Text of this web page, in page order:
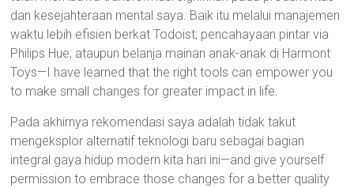
dan kesejahteraan mental saya. Baik itu melalui manajemen
waktu lebih efisien berkat Todoist; pencahayaan pintar via
Philips Hue; ataupun belanja mainan anak-anak di Harmont
Toys—I have learned that the right tools can empower you
to make small changes for greater impact in life.
Pada akhirnya rekomendasi saya adalah tidak takut
mengeksplor alternatif teknologi baru sebagai bagian
integral gaya hidup modern kita hari ini—and give yourself
permission to embrace those changes for a better quality